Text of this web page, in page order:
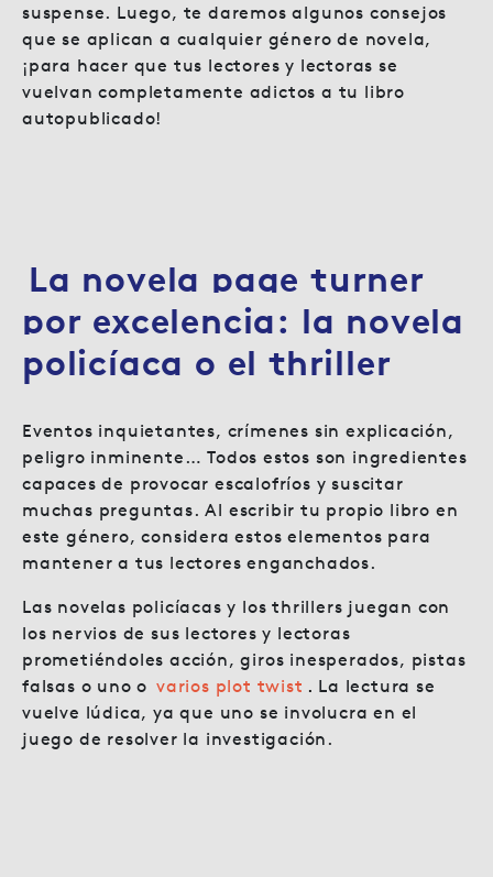
suspense. Luego, te daremos algunos consejos
que se aplican a cualquier género de novela,
¡para hacer que tus lectores y lectoras se
vuelvan completamente adictos a tu libro
autopublicado!
La novela page turner
por excelencia: la novela
policíaca o el thriller
Eventos inquietantes, crímenes sin explicación,
peligro inminente… Todos estos son ingredientes
capaces de provocar escalofríos y suscitar
muchas preguntas. Al escribir tu propio libro en
este género, considera estos elementos para
mantener a tus lectores enganchados.
Las novelas policíacas y los thrillers juegan con
los nervios de sus lectores y lectoras
prometiéndoles acción, giros inesperados, pistas
falsas o uno o varios plot twist . La lectura se
vuelve lúdica, ya que uno se involucra en el
juego de resolver la investigación.